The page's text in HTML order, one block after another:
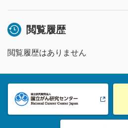
閲覧履歴
閲覧履歴はありません